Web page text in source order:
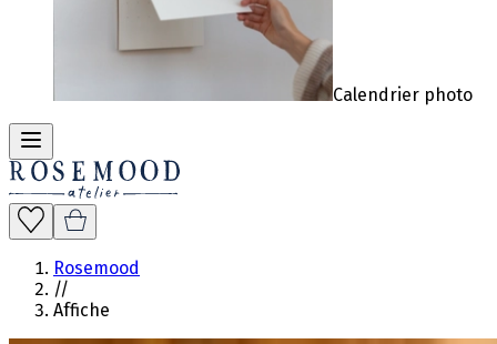
Calendrier photo
Rosemood
//
Affiche